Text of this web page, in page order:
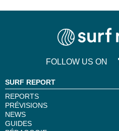
FOLLOW US ON
SURF REPORT
REPORTS
PRÉVISIONS
NEWS
GUIDES